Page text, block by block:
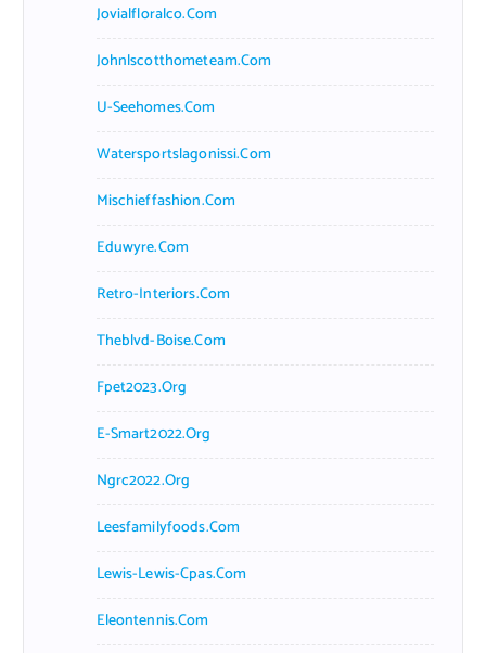
Jovialfloralco.com
Johnlscotthometeam.com
U-Seehomes.com
Watersportslagonissi.com
Mischieffashion.com
Eduwyre.com
Retro-Interiors.com
Theblvd-Boise.com
Fpet2023.org
E-Smart2022.org
Ngrc2022.org
Leesfamilyfoods.com
Lewis-Lewis-Cpas.com
Eleontennis.com